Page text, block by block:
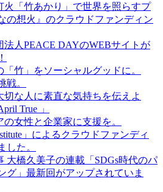
火「竹あかり」で世界を照らすプ
の想火』のクラウドファンディン
法人PEACE DAYのWEBサイトが
「竹」をソーシャルグッドに。
戦。
切な人に素直な気持ちを伝えよ
True 」
の女性と企業家に支援を。
」によるクラウドファンディ
した。
大橋久美子の連載「SDGs時代のパ
グ」最新回がアップされていま